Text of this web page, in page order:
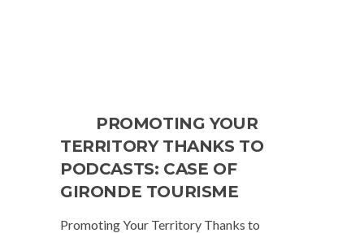
PROMOTING YOUR
TERRITORY THANKS TO
PODCASTS: CASE OF
GIRONDE TOURISME
Promoting Your Territory Thanks to